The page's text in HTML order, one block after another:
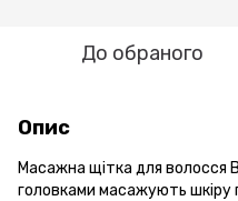
До обраного
Опис
Масажна щітка для волосся
головками масажують